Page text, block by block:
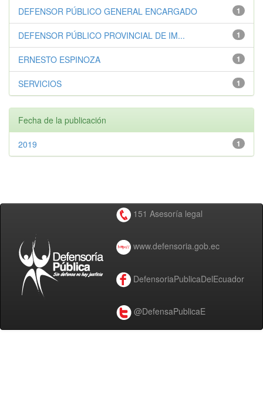
1
DEFENSOR PÚBLICO GENERAL ENCARGADO
1
DEFENSOR PÚBLICO PROVINCIAL DE IM...
1
ERNESTO ESPINOZA
1
SERVICIOS
Fecha de la publicación
1
2019
151 Asesoría legal
www.defensoria.gob.ec
DefensoriaPublicaDelEcuador
@DefensaPublicaE